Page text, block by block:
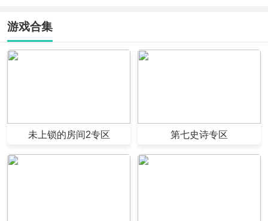
游戏合集
未上锁的房间2专区 第七史诗专区